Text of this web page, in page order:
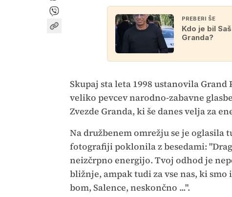
PREBERI ŠE
Kdo je bil
Granda?
Skupaj sta leta 1998 ustanovila
veliko pevcev narodno-zabavne
Zvezde Granda, ki še danes velja za
Na družbenem omrežju se je oglasila
fotografiji poklonila z besedami:
neizčrpno energijo. Tvoj odhod je
bližnje, ampak tudi za vse nas, ki
bom, Salence, neskončno ...".